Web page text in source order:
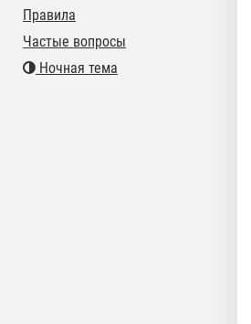
Правила
Частые вопросы
Ночная тема